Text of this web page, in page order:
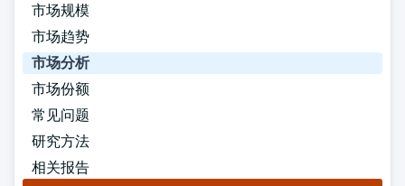
市场规模
市场趋势
市场分析
市场份额
常见问题
研究方法
相关报告